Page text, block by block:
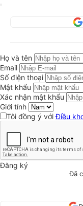
Họ và tên
Email
Số điện thoại
Mật khẩu
Xác nhận mật khẩu
Giới tính
Tôi đồng ý vớiĐiều
Đăng ký
Đã